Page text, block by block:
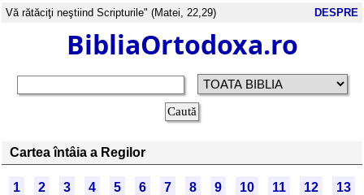
Vă rătăciţi neştiind Scripturile" (Matei, 22,29) DESPRE
BibliaOrtodoxa.ro
Cartea întâia a Regilor
1 2 3 4 5 6 7 8 9 10 11 12 13